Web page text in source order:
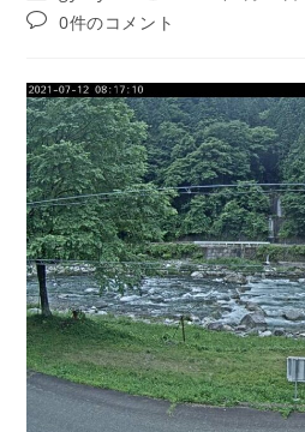
稿
者:
稿
公
日:
投
メ
ン
ト:
0件のコメント